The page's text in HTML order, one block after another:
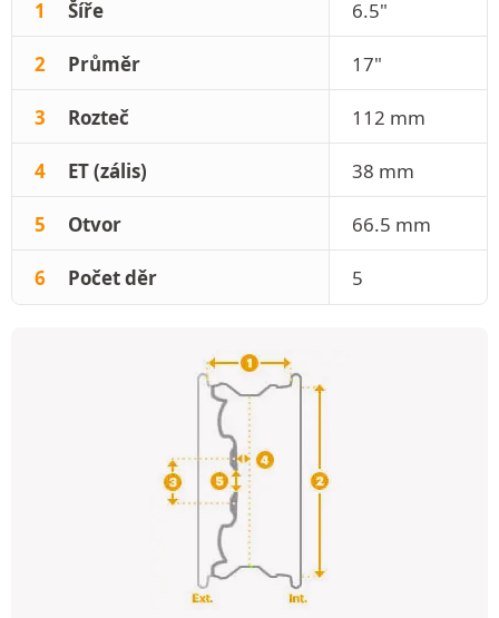
1 Šíře 6.5"
2 Průměr 17"
3 Rozteč 112 mm
4 ET (zális) 38 mm
5 Otvor 66.5 mm
6 Počet děr 5